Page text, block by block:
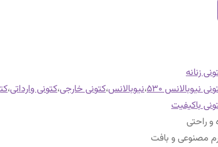
زنانه
نیوبالانس ۵۳۰ ،نیوبالانس،کتونی خارجی،کتونی وارداتی،
باکیفیت
و راحتی
مصنوعی و بافت